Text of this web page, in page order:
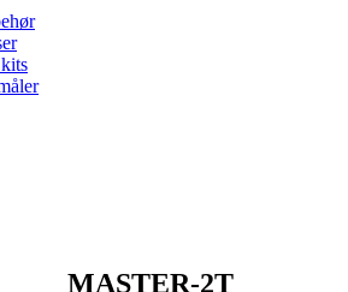
MASTER-2T